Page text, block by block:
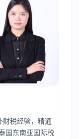
财税经验，精通
国东南亚国际税